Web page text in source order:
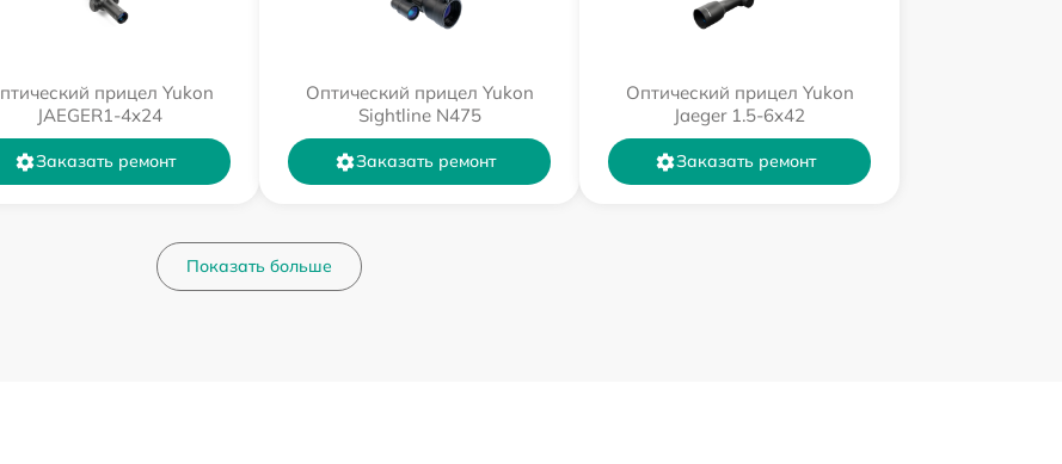
прицел Yukon
JAEGER1-4x24
Заказать ремонт
Оптический прицел Yukon
Sightline N475
Заказать ремонт
Оптический прицел Yukon
Jaeger 1.5-6x42
Заказать ремонт
Показать больше